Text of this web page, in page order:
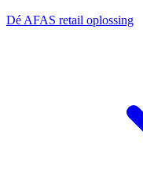
Dé AFAS retail oplossing